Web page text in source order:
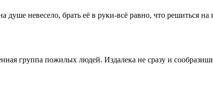
душе невесело, брать её в руки-всё равно, что
группа пожилых людей. Издалека не сразу и